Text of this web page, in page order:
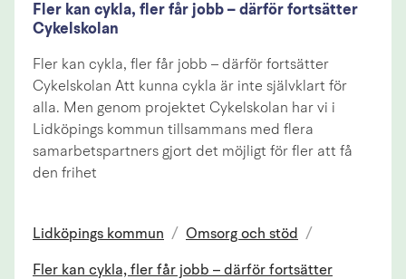
Fler kan cykla, fler får jobb – därför fortsätter
Cykelskolan
Fler kan cykla, fler får jobb – därför fortsätter
Cykelskolan Att kunna cykla är inte självklart för
alla. Men genom projektet Cykelskolan har vi i
Lidköpings kommun tillsammans med flera
samarbetspartners gjort det möjligt för fler att få
den frihet
Lidköpings kommun / Omsorg och stöd /
Fler kan cykla, fler får jobb – därför fortsätter